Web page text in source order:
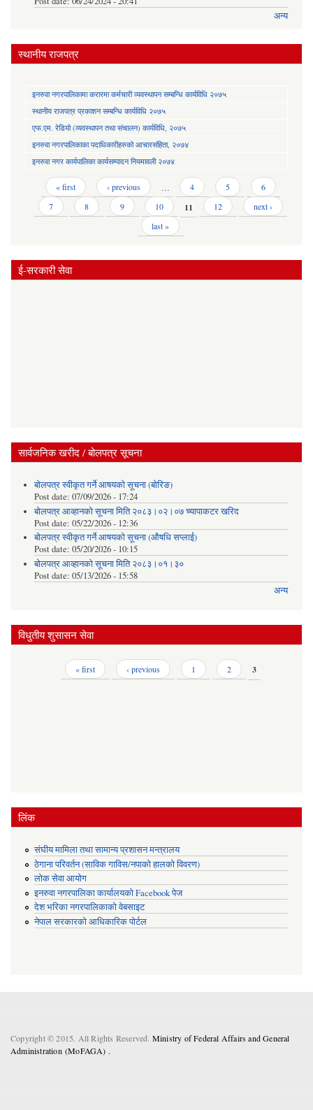
अन्य
स्थानीय राजपत्र
इनरुवा नगरपालिकामा करारमा कर्मचारी व्यवस्थापन सम्बन्धि कार्यविधि २०७५
स्थानीय राजपत्र प्रकाशन सम्बन्धि कार्यविधि २०७५
एफ.एम. रेडियो (व्यवस्थापन तथा संचालन) कार्यविधि, २०७५
इनरुवा नगरपालिकाका पदाधिकारीहरुको आचारसंहिता, २०७४
इनरुवा नगर कार्यपालिका कार्यसम्पादन नियमावली २०७४
Pages « first ‹ previous … 4 5
6
7
8 9 10 11 12
next ›
last »
ई-सरकारी सेवा
सार्वजनिक खरीद / बोलपत्र सूचना
बोलपत्र स्वीकृत गर्ने आषयको सूचना (बोरिङ)
Post date: 07/09/2026 - 17:24
बोलपत्र आव्हानको सूचना मिति २०८३।०२।०७ च्यापाकटर खरिद
Post date: 05/22/2026 - 12:36
बोलपत्र स्वीकृत गर्ने आषयको सूचना (औषधि सप्लाई)
Post date: 05/20/2026 - 10:15
बोलपत्र आव्हानको सूचना मिति २०८३।०१।३०
Post date: 05/13/2026 - 15:58
अन्य
विधुतीय शुसासन सेवा
« first ‹ previous 1 2 3
लिंक
संघीय मामिला तथा सामान्य प्रशासन मन्त्रालय
ठेगाना परिवर्तन (साविक गाविस/नपाको हालको विवरण)
लोक सेवा आयोग
इनरुवा नगरपालिका कार्यालयको Facebook पेज
देश भरिका नगरपालिकाको वेबसाइट
नेपाल सरकारको आधिकारिक पोर्टल
Copyright © 2015. All Rights Reserved. Ministry of Federal Affairs and General
Administration (MoFAGA) .